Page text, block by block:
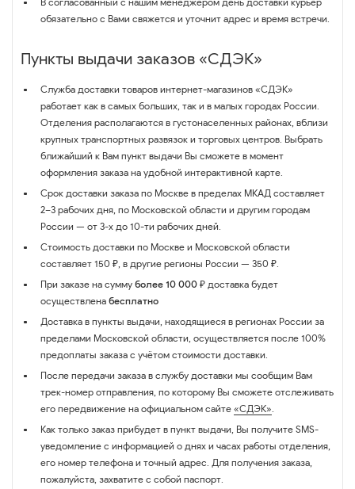
обязательно с Вами свяжется и уточнит адрес и время встречи.
Пункты выдачи заказов «СДЭК»
Служба доставки товаров интернет-магазинов «СДЭК»
работает как в самых больших, так и в малых городах России.
Отделения располагаются в густонаселенных районах, вблизи
крупных транспортных развязок и торговых центров. Выбрать
ближайший к Вам пункт выдачи Вы сможете в момент
оформления заказа на удобной интерактивной карте.
Срок доставки заказа по Москве в пределах МКАД составляет
2–3 рабочих дня, по Московской области и другим городам
России — от 3-х до 10-ти рабочих дней.
Стоимость доставки по Москве и Московской области
составляет 150 ₽, в другие регионы России — 350 ₽.
При заказе на сумму более 10 000 ₽ доставка будет
осуществлена бесплатно
Доставка в пункты выдачи, находящиеся в регионах России за
пределами Московской области, осуществляется после 100%
предоплаты заказа с учётом стоимости доставки.
После передачи заказа в службу доставки мы сообщим Вам
трек-номер отправления, по которому Вы сможете отслеживать
его передвижение на официальном сайте «СДЭК».
Как только заказ прибудет в пункт выдачи, Вы получите SMS-
уведомление с информацией о днях и часах работы отделения,
его номер телефона и точный адрес. Для получения заказа,
пожалуйста, захватите с собой паспорт.